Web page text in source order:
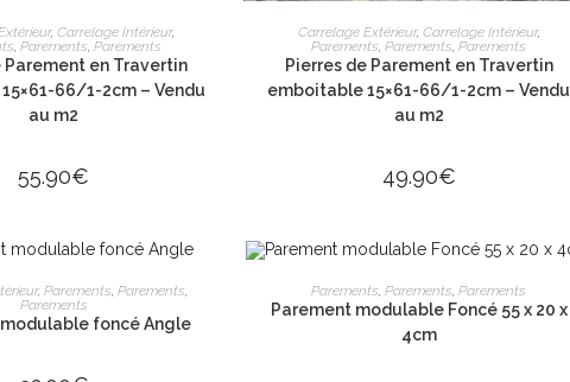
AU PANIER
,Carrelage Intérieur,
, Parements, Parements
Parement en Travertin
66/1-2cm – Vendu
au m2
55.90€
AJOUTER AU PANIER
Carrelage Extérieur, Carrelage Intérieur,
Parements,Parements,Parements
Pierres de Parement en Travertin
emboitable 15×61-66/1-2cm – Vendu
au m2
49.90€
LIRE LA SUITE
,Parements,Parements,
Parements
foncé Angle
LIRE LA SUITE
Parements,Parements,Parements
Parement modulable Foncé 55 x 20 x
4cm
Canadet
8h30 à 12h - 13h30 à 17h30
13h à 15h
INFORMATIONS PRATIQUES
Conditionnement
Paiement 100% Sécurisé
INFORMATIONS LEGALES
Mentions légales